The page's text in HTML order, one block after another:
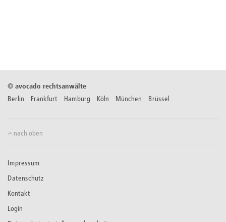
© avocado rechtsanwälte
Berlin Frankfurt Hamburg Köln München Brüssel
nach oben
Impressum
Datenschutz
Kontakt
Login